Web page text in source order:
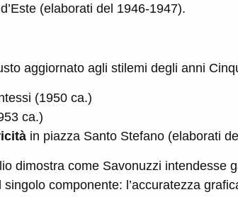
(elaborati del 1946-1947).
aggiornato agli stilemi degli anni
(1950 ca.)
ca.)
in piazza Santo Stefano (elaborati
dimostra come Savonuzzi intendesse
componente: l’accuratezza